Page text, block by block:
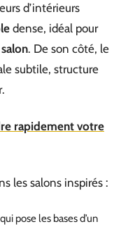
d’intérieurs
dense, idéal pour
. De son côté, le
subtile, structure
rapidement votre
les salons inspirés :
qui pose les bases d’un